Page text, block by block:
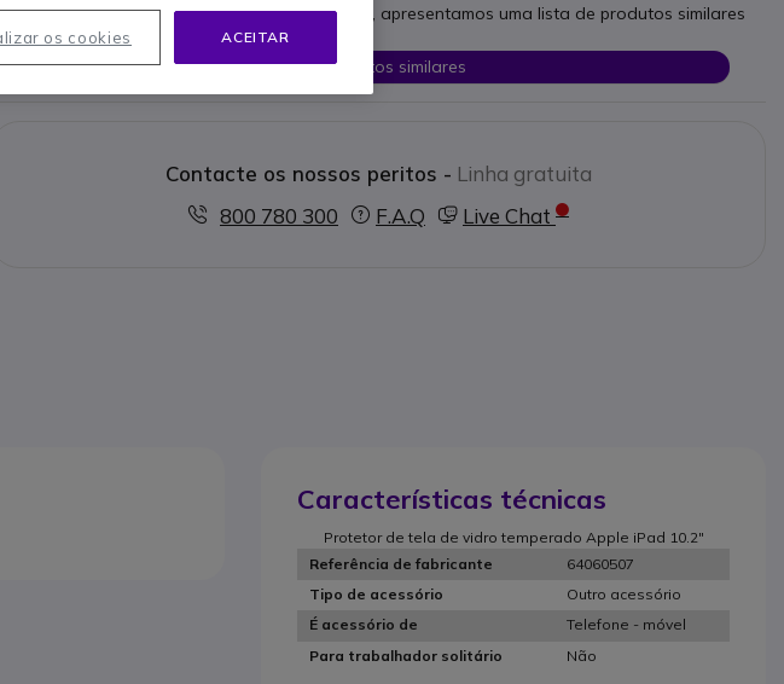
Para melhor satisfazer as suas necessidades, apresentamos uma lista de produtos similares
Ver produtos similares
Contacte os nossos peritos - Linha gratuita
800 780 300
F.A.Q Live Chat
Características técnicas
Protetor de tela de vidro temperado Apple iPad 10.2"
Referência de fabricante
64060507
Tipo de acessório
Outro acessório
É acessório de
Telefone - móvel
Para trabalhador solitário
Não
ACEITAR
os cookies